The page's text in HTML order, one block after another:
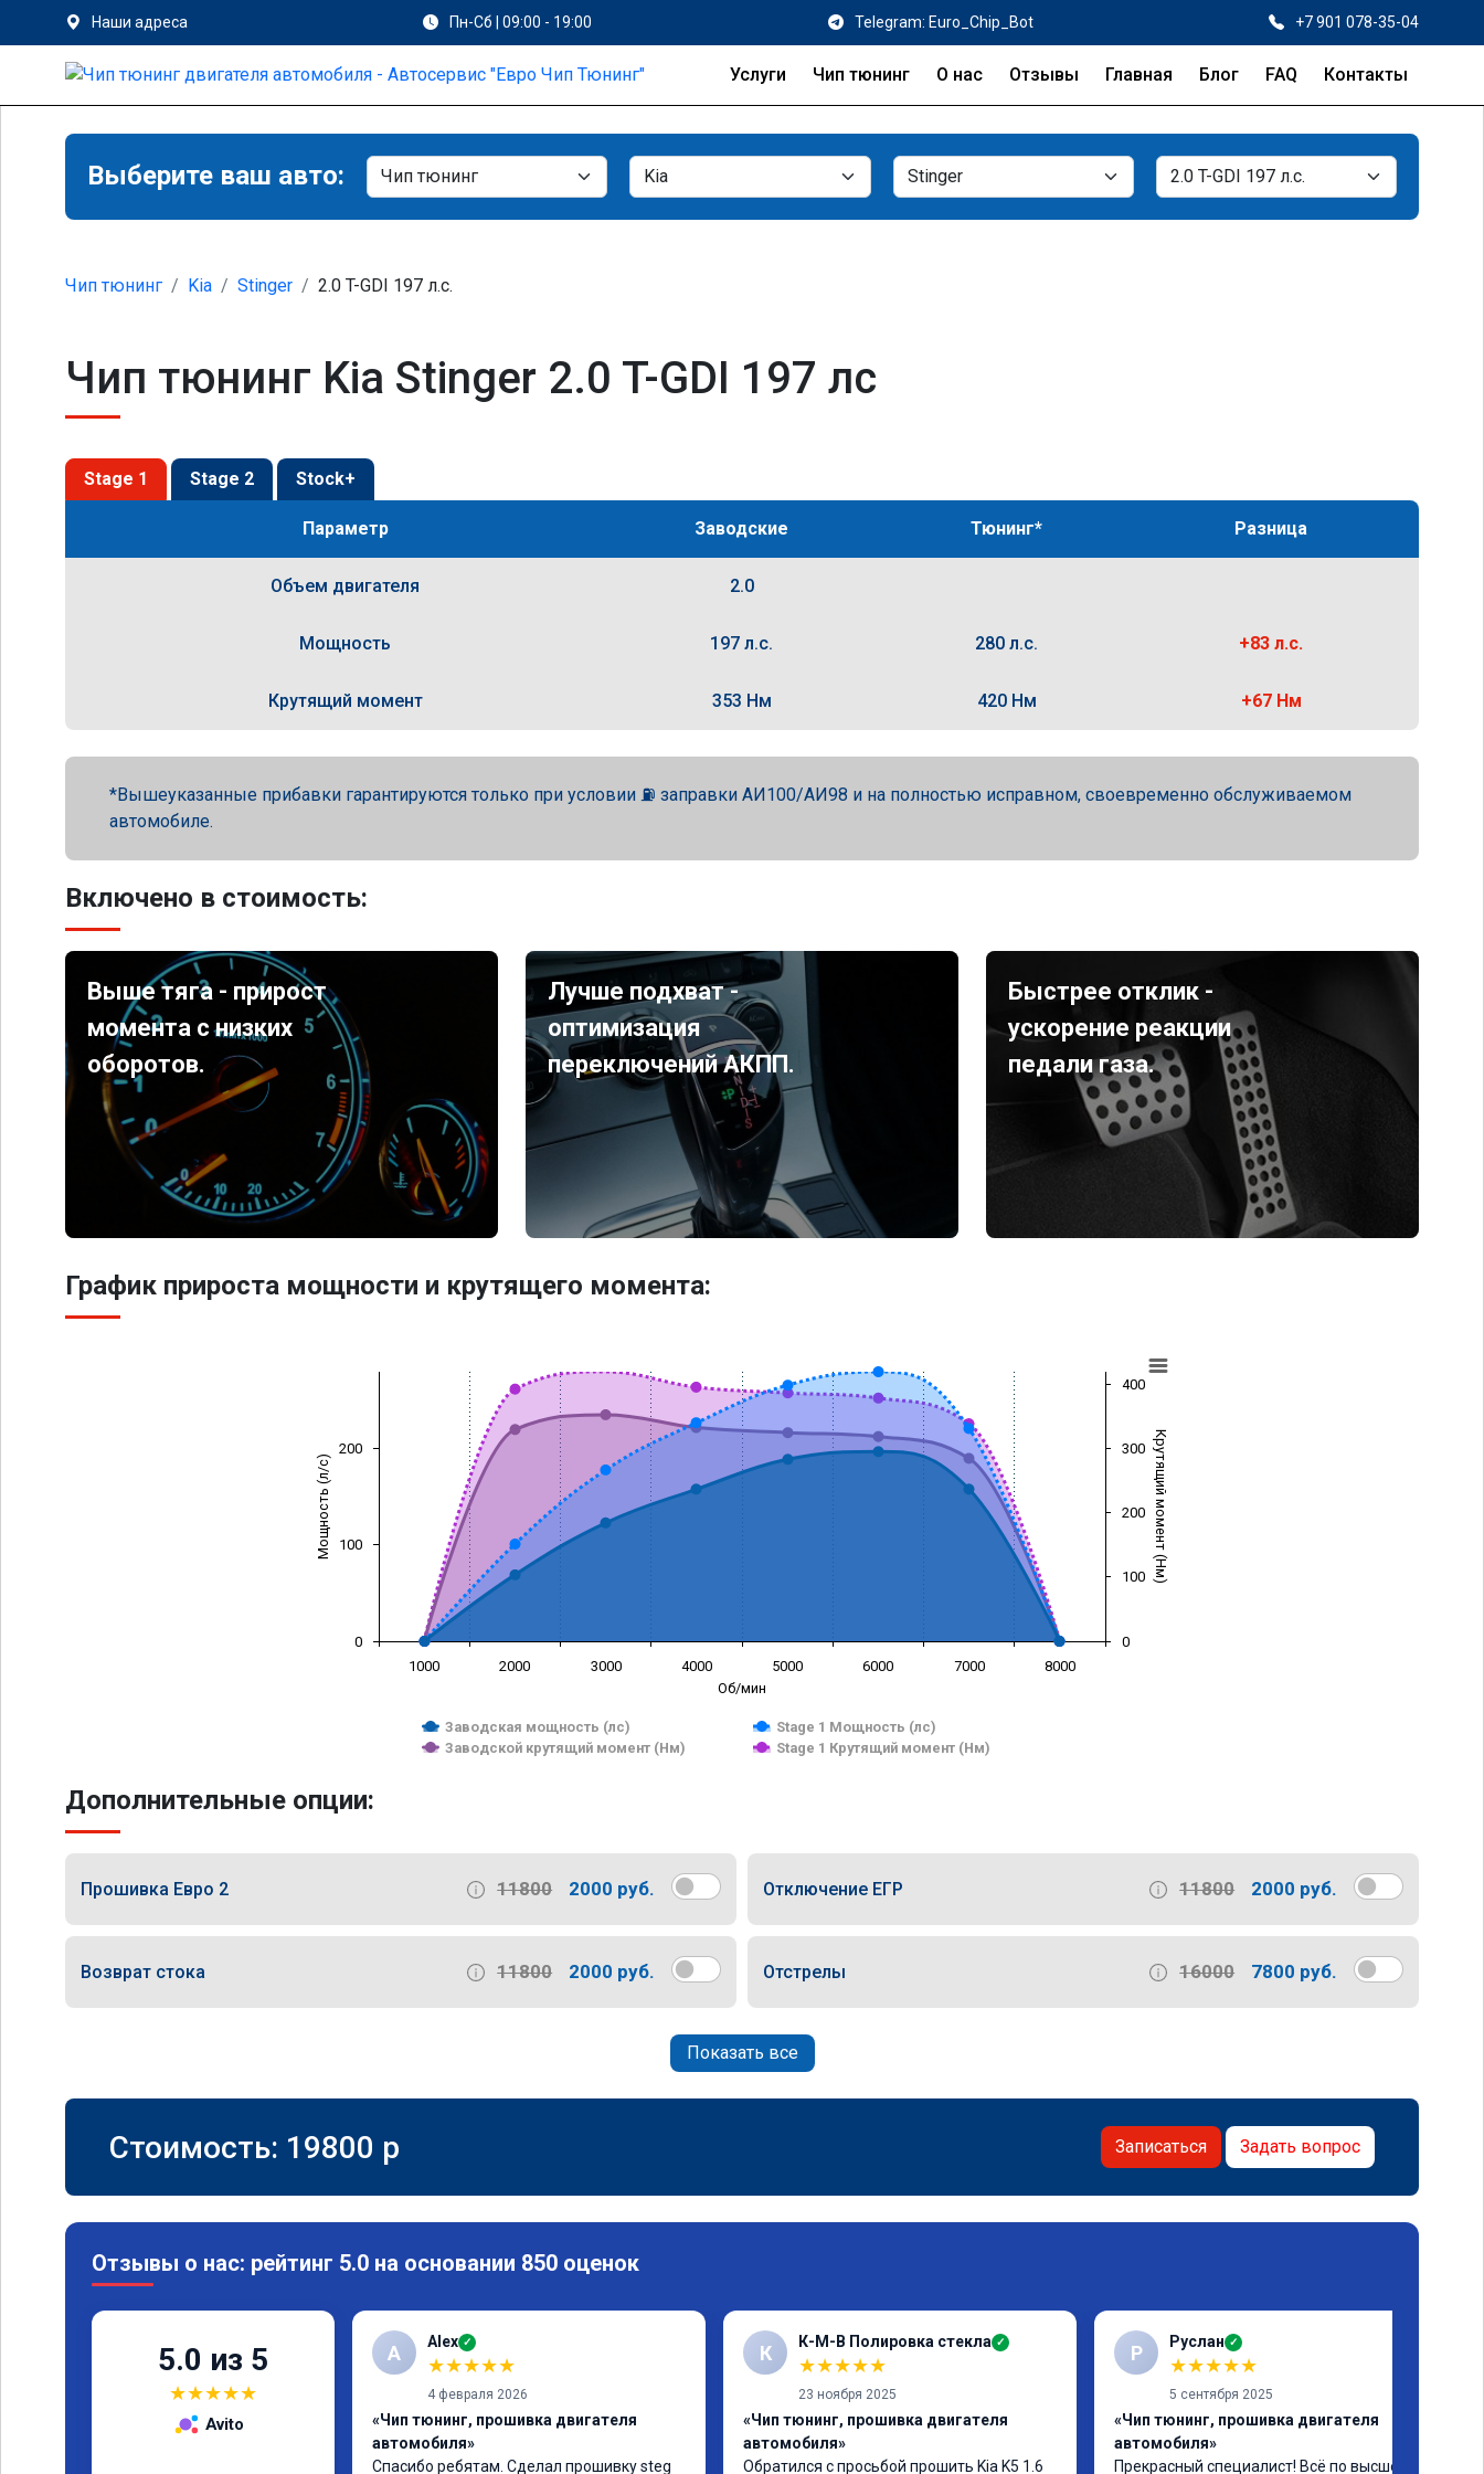
Наши адреса Пн-Сб | 09:00 - 19:00 Telegram: Euro_Chip_Bot +7 901 078-35-04
Услуги Чип тюнинг О нас Отзывы Главная Блог FAQ Контакты
Выберите ваш авто:
Чип тюнинг Kia Stinger 2.0 T-GDI 197 л.с.
Чип тюнинг Kia Stinger 2.0 T-GDI 197 лс
Stage 1 Stage 2 Stock+
Параметр Заводские Тюнинг* Разница
Объем двигателя 2.0
Мощность 197 л.с. 280 л.с. +83 л.с.
Крутящий момент 353 Нм 420 Нм +67 Нм
Вышеуказанные прибавки гарантируются только при условии ⛽ заправки АИ100/АИ98 и на полностью исправном, своевременно обслуживаемом
автомобиле.
Включено в стоимость:
Выше тяга - прирост
момента с низких
оборотов.
Лучше подхват -
оптимизация
переключений АКПП.
Быстрее отклик -
ускорение реакции
педали газа.
График прироста мощности и крутящего момента:
Об/мин
Мощность (л/с) Крутящий момент (Нм)
Заводская мощность (лс)
Stage 1 Мощность (лс)
Заводской крутящий момент (Нм)
Stage 1 Крутящий момент (Нм)
1000 2000 3000 4000 5000 6000 7000 8000
0
100
200
0
100
200
300
400
Дополнительные опции:
Прошивка Евро 2 11800 2000 руб. Отключение ЕГР 11800 2000 руб.
Возврат стока 11800 2000 руб. Отстрелы 16000 7800 руб.
Показать все
Стоимость: 19800 p Записаться Задать вопрос
Отзывы о нас: рейтинг 5.0 на основании 850 оценок
5.0 из 5
★★★★★
Avito
A Alex ✓
★★★★★
4 февраля 2026
«Чип тюнинг, прошивка двигателя
автомобиля»
Спасибо ребятам. Сделал прошивку steg
К К-М-В Полировка стекла ✓
★★★★★
23 ноября 2025
«Чип тюнинг, прошивка двигателя
автомобиля»
Обратился с просьбой прошить Kia K5 1.6
Р Руслан ✓
★★★★★
5 сентября 2025
«Чип тюнинг, прошивка двигателя
автомобиля»
Прекрасный специалист! Всё по высшему